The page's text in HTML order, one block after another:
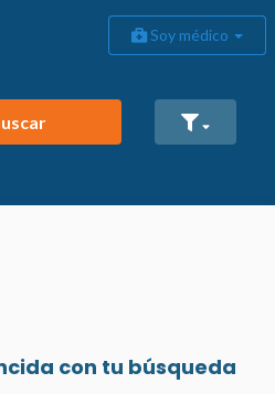
Soy médico
con tu búsqueda